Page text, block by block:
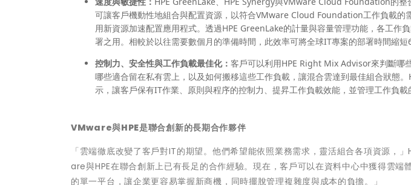
可讓客戶機動性地組合與配置資源，以符合VMware Cloud Foundation工作負載的
用新資源加速配置應用程式。透過HPE GreenLake的計量與容量管理功能，各工作
署之用。相較於以往需要數個月的準備時間，此效率可將全球IT專案的部署時間縮短
控制力、安全性與工作負載最佳化： 客戶可以利用HPE Right Mix Advisor來判斷哪
哪些適合留在私有雲上，以及如何搬移這些工作負載，讓混合雲達到最佳組合狀態
示，讓客戶保有IT作業、原則與程序的控制力、提昇工作負載效能，並管理工作負載
VMware與HPE是聯合創新的長期合作夥伴
「雲端徹底改變了客戶對IT的期望。他們希望能依照業務需求，靈活組合各項資源，
are與HPE在聯合創新上已有長足的合作經驗。現在，客戶可以在資料中心中獲得雲端
的單一平台，讓企業更容易掌握新商機，同時擺脫管理複雜度與成本的負擔。」